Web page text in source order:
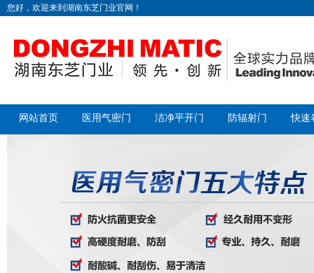
您好，欢迎来到湖南东芝门业官网！
网站首页 医用气密门 洁净平开门 防辐射门 快速